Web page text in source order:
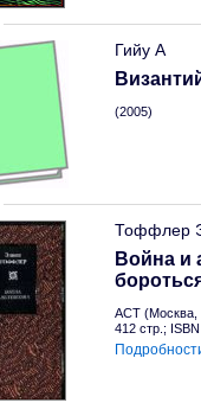
Гийу А
(2005)
Тоффлер
Война и
АСТ (Москва,
412 стр.;